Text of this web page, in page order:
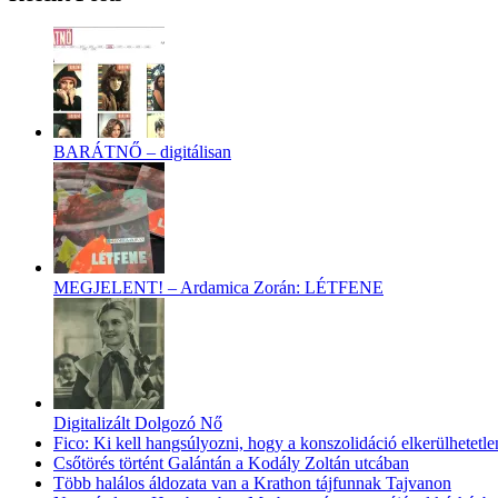
BARÁTNŐ – digitálisan
MEGJELENT! – Ardamica Zorán: LÉTFENE
Digitalizált Dolgozó Nő
Fico: Ki kell hangsúlyozni, hogy a konszolidáció
Csőtörés történt Galántán a Kodály Zoltán utcában
Több halálos áldozata van a Krathon tájfunnak Tajvanon